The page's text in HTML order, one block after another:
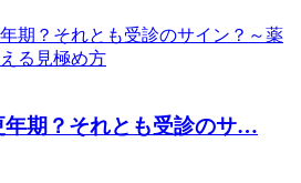
年期？それとも受診のサ…